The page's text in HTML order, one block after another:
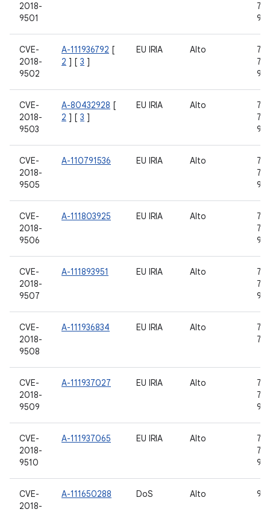
2018-
9501
9
CVE-
2018-
9502
A-111936792 [
2 ] [ 3 ]
EU IRIA Alto
9
CVE-
2018-
9503
A-80432928 [
2 ] [ 3 ]
EU IRIA Alto
9
CVE-
2018-
9505
A-110791536 EU IRIA Alto
9
CVE-
2018-
9506
A-111803925 EU IRIA Alto
9
CVE-
2018-
9507
A-111893951 EU IRIA Alto
9
CVE-
2018-
9508
A-111936834 EU IRIA Alto
CVE-
2018-
9509
A-111937027 EU IRIA Alto
9
CVE-
2018-
9510
A-111937065 EU IRIA Alto
9
CVE-
2018-
A-111650288 DoS Alto 9